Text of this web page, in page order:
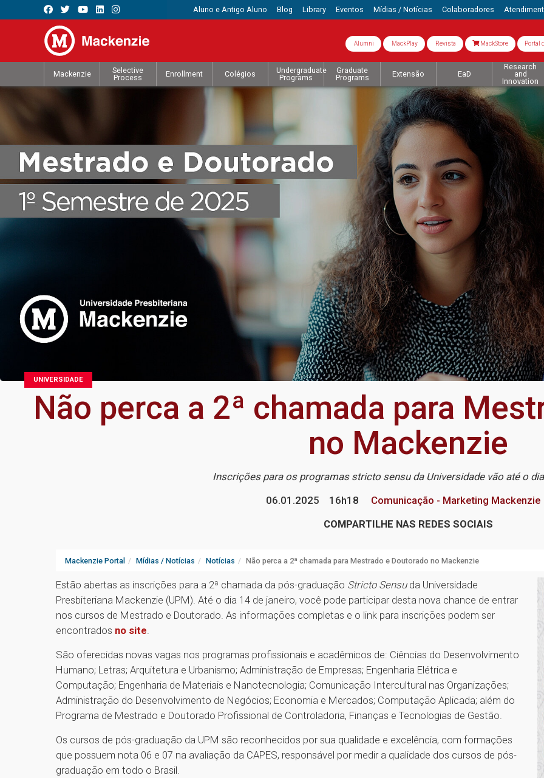
Aluno e Antigo Aluno Blog Library Eventos Mídias / Notícias Colaboradores
Alumni MackPlay Revista MackStore Portal
Mackenzie
Selective
Process
Enrollment Colégios
Undergraduate
Programs
Graduate
Programs
Extensão EaD
Research
and
Innovation
UNIVERSIDADE
Não perca a 2ª chamada para
no Mackenzie
Inscrições para os programas stricto sensu da Universidade vão até o
06.01.2025
16h18
Comunicação - Marketing Mackenzie
COMPARTILHE NAS REDES SOCIAIS
Mackenzie Portal Mídias / Notícias Notícias Não perca a 2ª chamada para Mestrado e Doutorado no Mackenzie
Estão abertas as inscrições para a 2ª chamada da pós-graduação Stricto Sensuda Universidade
Presbiteriana Mackenzie (UPM). Até o dia 14 de janeiro, você pode participar desta nova chance de entrar
nos cursos de Mestrado e Doutorado. As informações completas e o link para inscrições podem ser
encontrados no site.
São oferecidas novas vagas nos programas profissionais e acadêmicos de: Ciências do Desenvolvimento
Humano; Letras; Arquitetura e Urbanismo; Administração de Empresas; Engenharia Elétrica e
Computação; Engenharia de Materiais e Nanotecnologia; Comunicação Intercultural nas Organizações;
Administração do Desenvolvimento de Negócios; Economia e Mercados; Computação Aplicada; além do
Programa de Mestrado e Doutorado Profissional de Controladoria, Finanças e Tecnologias de Gestão.
Os cursos de pós-graduação da UPM são reconhecidos por sua qualidade e excelência, com formações
que possuem nota 06 e 07 na avaliação da CAPES, responsável por medir a qualidade dos cursos de pós-
graduação em todo o Brasil.